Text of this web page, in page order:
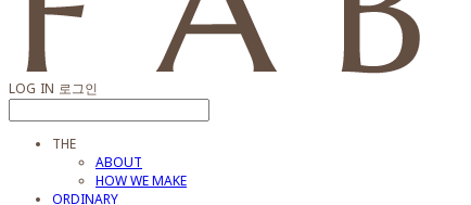
LOG IN 로그인
THE
ABOUT
HOW WE MAKE
ORDINARY